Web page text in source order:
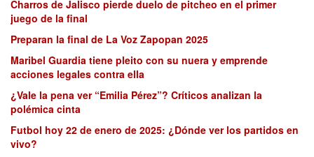
Charros de Jalisco pierde duelo de pitcheo en el primer
juego de la final
Preparan la final de La Voz Zapopan 2025
Maribel Guardia tiene pleito con su nuera y emprende
acciones legales contra ella
¿Vale la pena ver “Emilia Pérez”? Críticos analizan la
polémica cinta
Futbol hoy 22 de enero de 2025: ¿Dónde ver los partidos en
vivo?